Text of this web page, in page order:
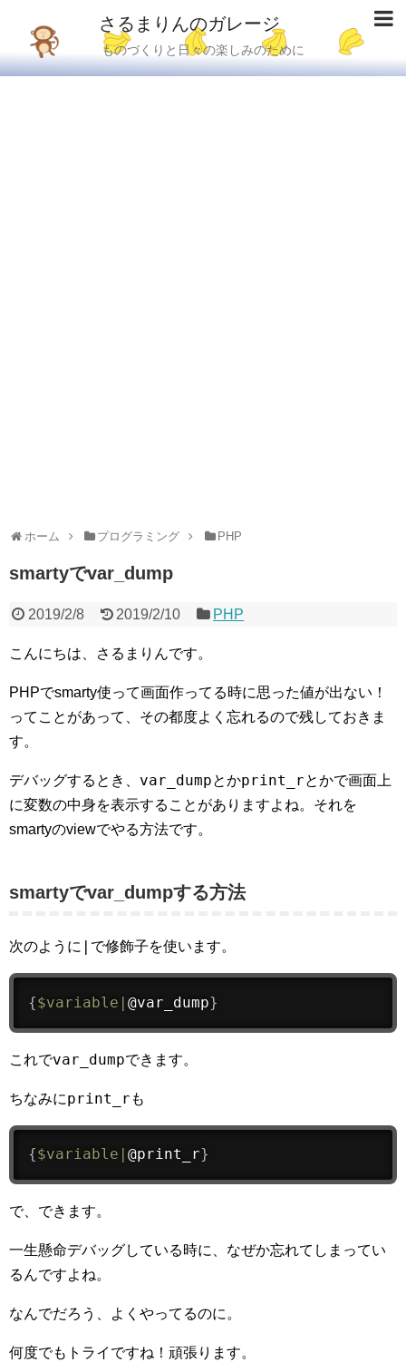
さるまりんのガレージ
ものづくりと日々の楽しみのために
ホーム プログラミング PHP
smartyでvar_dump
2019/2/8 2019/2/10 PHP
こんにちは、さるまりんです。
PHPでsmarty使って画面作ってる時に思った値が出ない！
ってことがあって、その都度よく忘れるので残しておきま
す。
デバッグするとき、 var_dumpとかprint_rとかで画面上
に変数の中身を表示することがありますよね。それを
smartyのviewでやる方法です。
smartyでvar_dumpする方法
次のように | で修飾子を使います。
{$variable | @var_dump}
これでvar_dumpできます。
ちなみにprint_r も
{$variable @print_r}
で、できます。
一生懸命デバッグしている時に、なぜか忘れてしまってい
るんですよね。
なんでだろう、よくやってるのに。
何度でもトライですね！頑張ります。